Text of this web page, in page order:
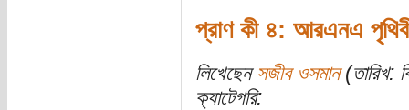
প্রাণ কী ৪: আরএনএ
লিখেছেন সজীব ওসমান(তারিখ:
ক্যাটেগরি: